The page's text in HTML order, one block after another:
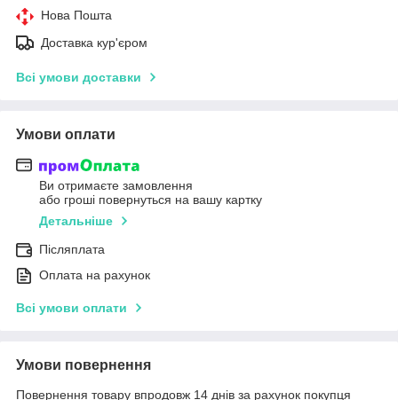
Нова Пошта
Доставка кур'єром
Всі умови доставки
Умови оплати
Ви отримаєте замовлення
або гроші повернуться на вашу картку
Детальніше
Післяплата
Оплата на рахунок
Всі умови оплати
Умови повернення
Повернення товару впродовж 14 днів за рахунок покупця